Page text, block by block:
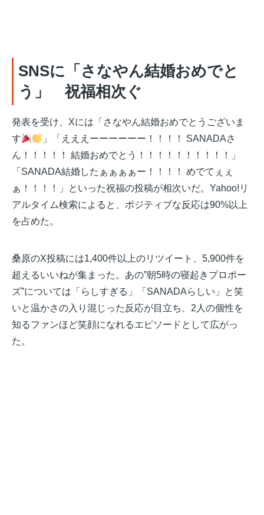
SNSに「さなやん結婚おめでと
う」 祝福相次ぐ
発表を受け、Xには「さなやん結婚おめでとうございま
す
」「えええーーーーーー！！！！ SANADAさ
ん！！！！！ 結婚おめでとう！！！！！！！！！！」
「SANADA結婚したぁぁぁぁー！！！！ めでてぇぇ
ぁ！！！！」といった祝福の投稿が相次いだ。Yahoo!リ
アルタイム検索によると、ポジティブな反応は90%以上
を占めた。
桑原のX投稿には1,400件以上のリツイート、5,900件を
超えるいいねが集まった。あの”朝5時の寝起きプロポー
ズ”については「らしすぎる」「SANADAらしい」と笑
いと温かさの入り混じった反応が目立ち、2人の個性を
知るファンほど笑顔になれるエピソードとして広がっ
た。